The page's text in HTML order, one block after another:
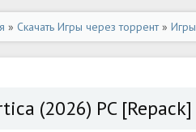
» Скачать Игры через торрент»
(2026) PC